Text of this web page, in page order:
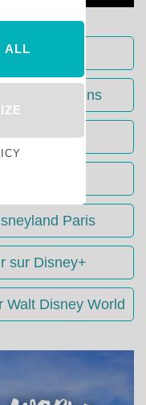
informations
Paris
Paris
sur Disney+
Walt Disney World
ALL